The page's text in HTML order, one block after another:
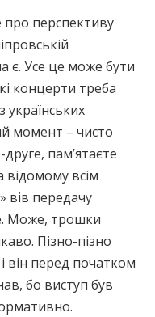
перспективу
є. Усе це може бути
концерти треба
українських
момент – чисто
пам’ятаєте
всім
вів передачу
Може, трошки
Пізно-пізно
він перед початком
бо виступ був